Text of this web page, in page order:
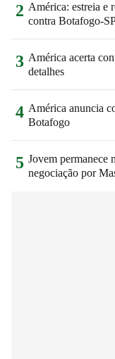
2 América: estreia e
contra Botafogo-
3 América acerta
detalhes
4 América anuncia
Botafogo
5 Jovem permanece
negociação por